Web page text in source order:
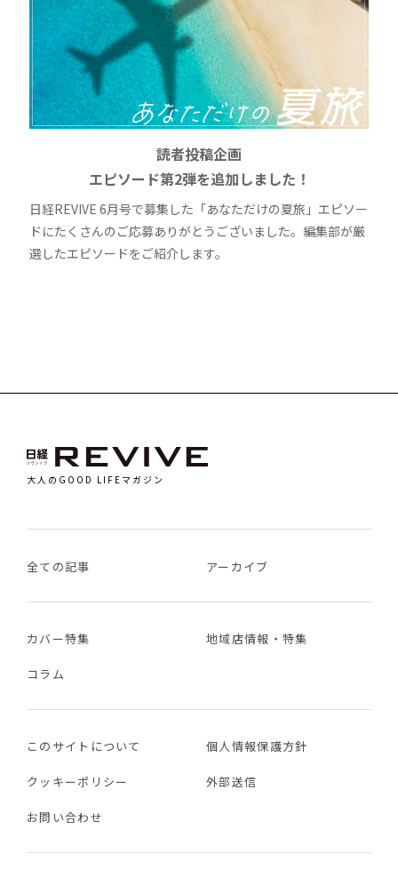
読者投稿企画
エピソード第2弾を追加しました！
日経REVIVE 6月号で募集した「あなただけの夏旅」エピソー
ドにたくさんのご応募ありがとうございました。編集部が厳
選したエピソードをご紹介します。
大人のGOOD LIFEマガジン
全ての記事 アーカイブ
カバー特集 地域店情報・特集
コラム
このサイトについて 個人情報保護方針
クッキーポリシー 外部送信
お問い合わせ